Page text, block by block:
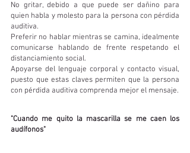
No gritar, debido a que puede ser dañino para
quien habla y molesto para la persona con pérdida
auditiva.
Preferir no hablar mientras se camina, idealmente
comunicarse hablando de frente respetando el
distanciamiento social.
Apoyarse del lenguaje corporal y contacto visual,
puesto que estas claves permiten que la persona
con pérdida auditiva comprenda mejor el mensaje.
"Cuando me quito la mascarilla se me caen los
audífonos"